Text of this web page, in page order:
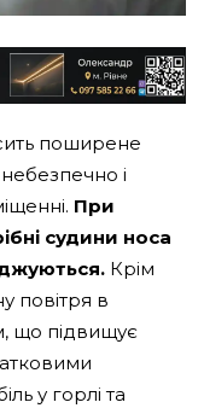
поширене
і
При
судини носа
Крім
повітря в
що підвищує
у горлі та